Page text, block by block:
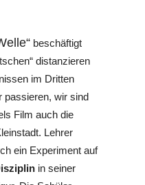
beschäftigt
distanzieren
im Dritten
passieren, wir sind
Film auch die
Lehrer
ein Experiment auf
in seiner